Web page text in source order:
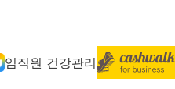
임직원 건강관리